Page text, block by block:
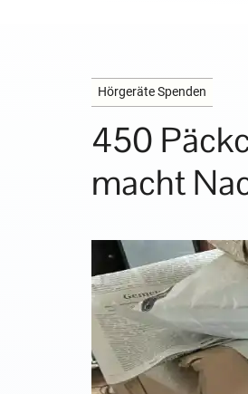
Hörgeräte Spenden
450
macht